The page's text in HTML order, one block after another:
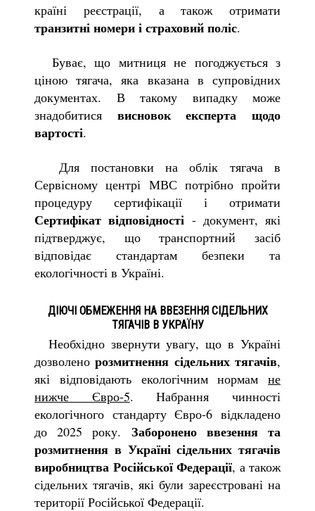
країні реєстрації, а також отримати
транзитні номери і страховий поліс.
Буває, що митниця не погоджується з
ціною тягача, яка вказана в супровідних
документах. В такому випадку може
знадобитися висновок експерта щодо
вартості.
Для постановки на облік тягача в
Сервісному центрі МВС потрібно пройти
процедуру сертифікації і отримати
Сертифікат відповідності - документ, які
підтверджує, що транспортний засіб
відповідає стандартам безпеки та
екологічності в Україні.
ДІЮЧІ ОБМЕЖЕННЯ НА ВВЕЗЕННЯ СІДЕЛЬНИХ
ТЯГАЧІВ В УКРАЇНУ
Необхідно звернути увагу, що в Україні
дозволенорозмитнення сідельних тягачів,
які відповідають екологічним нормам не
нижче Євро-5. Набрання чинності
екологічного стандарту Євро-6 відкладено
до 2025 року. Заборонено ввезення та
розмитнення в Україні сідельних тягачів
виробництва Російської Федерації, а також
сідельних тягачів, які були зареєстровані на
території Російської Федерації.